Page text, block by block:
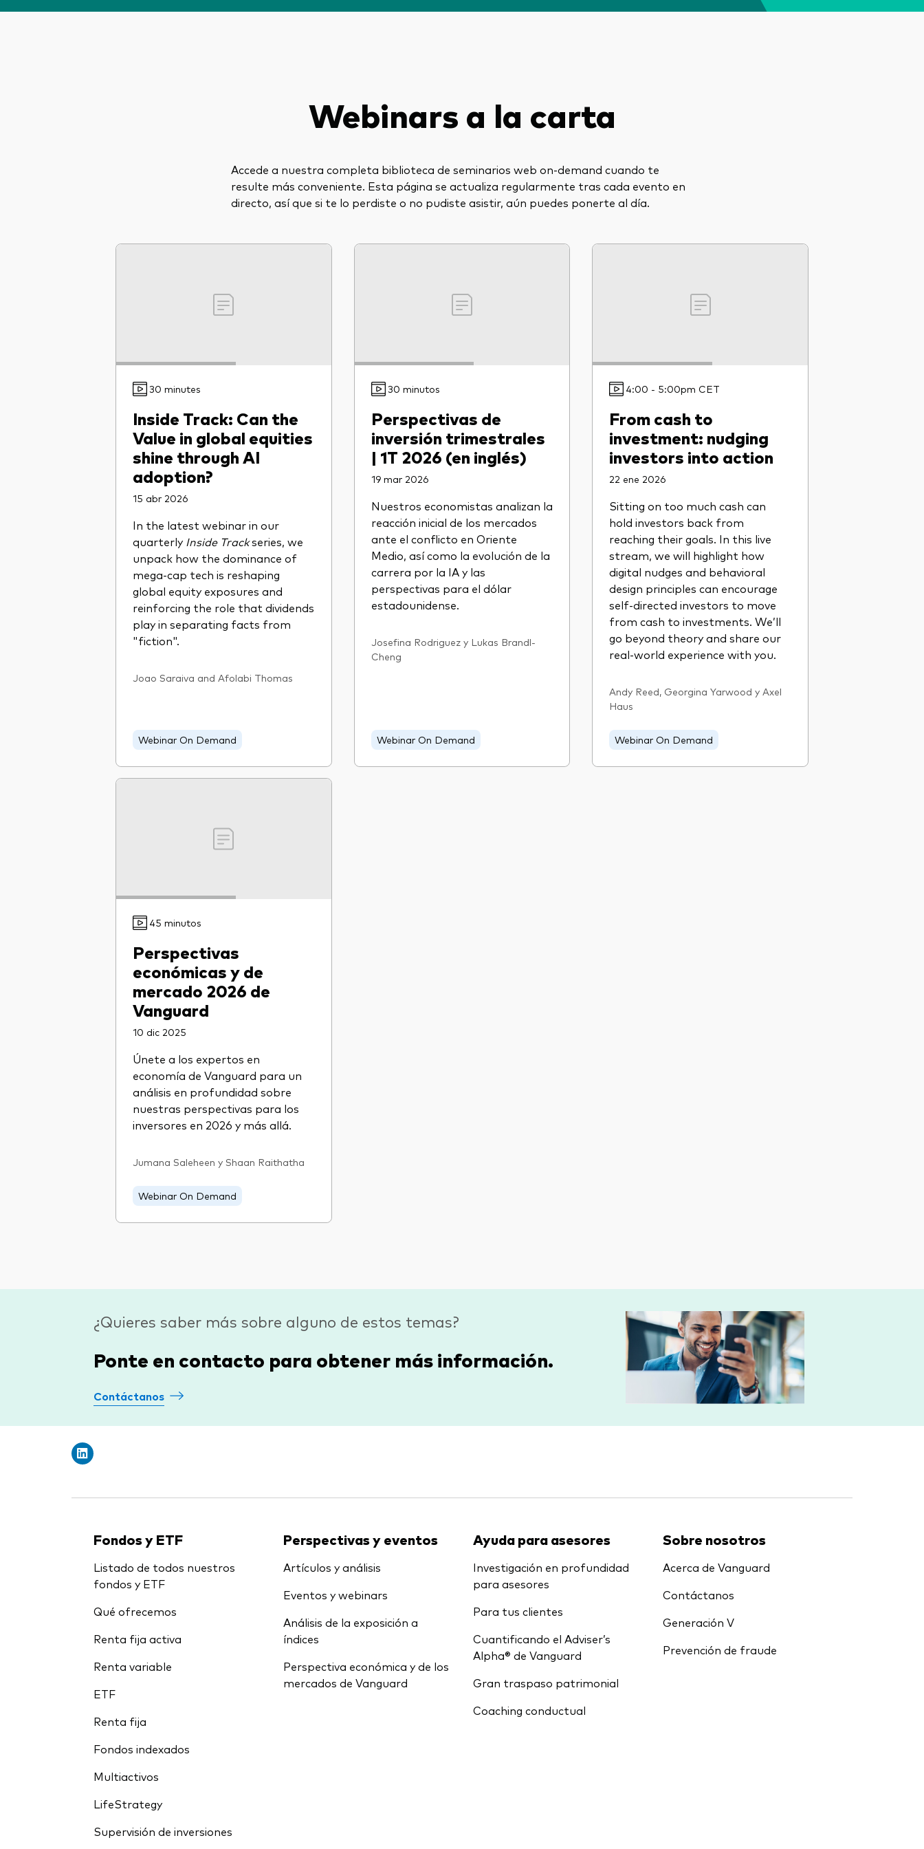
Webinars a la carta
Accede a nuestra completa biblioteca de seminarios web on-demand cuando te
resulte más conveniente. Esta página se actualiza regularmente tras cada evento en
directo, así que si te lo perdiste o no pudiste asistir, aún puedes ponerte al día.
30 minutes
Inside Track: Can the
Value in global equities
shine through AI
adoption?
15 abr 2026
In the latest webinar in our
quarterly Inside Trackseries, we
unpack how the dominance of
mega-cap tech is reshaping
global equity exposures and
reinforcing the role that dividends
play in separating facts from
"fiction".
Joao Saraiva and Afolabi Thomas
Webinar On Demand
30 minutos
Perspectivas de
inversión trimestrales
| 1T 2026 (en inglés)
19 mar 2026
Nuestros economistas analizan la
reacción inicial de los mercados
ante el conflicto en Oriente
Medio, así como la evolución de la
carrera por la IA y las
perspectivas para el dólar
estadounidense.
Josefina Rodriguez y Lukas Brandl-
Cheng
Webinar On Demand
4:00 - 5:00pm CET
From cash to
investment: nudging
investors into action
22 ene 2026
Sitting on too much cash can
hold investors back from
reaching their goals. In this live
stream, we will highlight how
digital nudges and behavioral
design principles can encourage
self-directed investors to move
from cash to investments. We’ll
go beyond theory and share our
real-world experience with you.
Andy Reed, Georgina Yarwood y Axel
Haus
Webinar On Demand
45 minutos
Perspectivas
económicas y de
mercado 2026 de
Vanguard
10 dic 2025
Únete a los expertos en
economía de Vanguard para un
análisis en profundidad sobre
nuestras perspectivas para los
inversores en 2026 y más allá.
Jumana Saleheen y Shaan Raithatha
Webinar On Demand
¿Quieres saber más sobre alguno de estos temas?
Ponte en contacto para obtener más información.
Contáctanos
Fondos y ETF
Listado de todos nuestros
fondos y ETF
Qué ofrecemos
Renta fija activa
Renta variable
ETF
Renta fija
Fondos indexados
Multiactivos
LifeStrategy
Supervisión de inversiones
Perspectivas y eventos
Artículos y análisis
Eventos y webinars
Análisis de la exposición a
índices
Perspectiva económica y de los
mercados de Vanguard
Ayuda para asesores
Investigación en profundidad
para asesores
Para tus clientes
Cuantificando el Adviser’s
Alpha® de Vanguard
Gran traspaso patrimonial
Coaching conductual
Sobre nosotros
Acerca de Vanguard
Contáctanos
Generación V
Prevención de fraude